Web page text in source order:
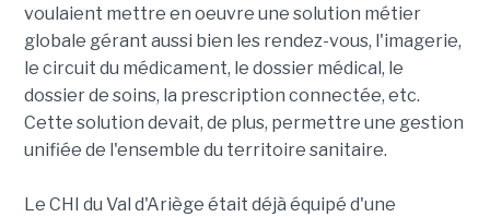
voulaient mettre en oeuvre une solution métier
globale gérant aussi bien les rendez-vous, l'imagerie,
le circuit du médicament, le dossier médical, le
dossier de soins, la prescription connectée, etc.
Cette solution devait, de plus, permettre une gestion
unifiée de l'ensemble du territoire sanitaire.
Le CHI du Val d'Ariège était déjà équipé d'une